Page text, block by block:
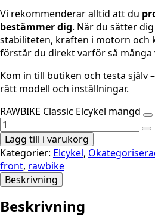
Vi rekommenderar alltid att du
bestämmer dig. När du sätter
stabiliteten, kraften i motorn och
förstår du direkt varför så många
Kom in till butiken och testa själv
rätt modell och inställningar.
RAWBIKE Classic Elcykel mängd
Lägg till i varukorg
Kategorier: Elcykel,
front, rawbike
Beskrivning
Beskrivning